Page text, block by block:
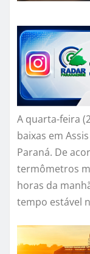
A quarta-feira
baixas em
Paraná. De
termômetros
horas da
tempo estável